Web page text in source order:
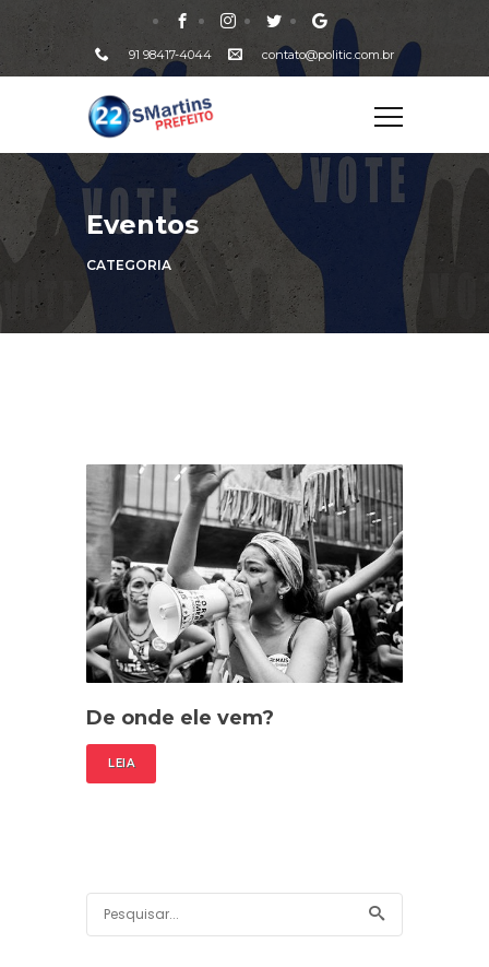
91 98417-4044 contato@politic.com.br
Eventos
CATEGORIA
De onde ele vem?
LEIA